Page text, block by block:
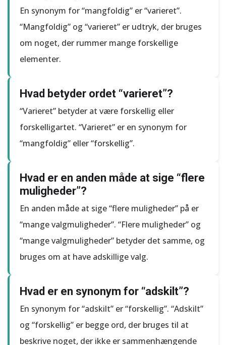
En synonym for “mangfoldig” er “varieret”.
“Mangfoldig” og “varieret” er udtryk, der bruges
om noget, der rummer mange forskellige
elementer.
Hvad betyder ordet “varieret”?
“Varieret” betyder at være forskellig eller
forskelligartet. “Varieret” er en synonym for
“mangfoldig” eller “forskellig”.
Hvad er en anden måde at sige “flere
muligheder”?
En anden måde at sige “flere muligheder” på er
“mange valgmuligheder”. “Flere muligheder” og
“mange valgmuligheder” betyder det samme, og
bruges om at have adskillige valg.
Hvad er en synonym for “adskilt”?
En synonym for “adskilt” er “forskellig”. “Adskilt”
og “forskellig” er begge ord, der bruges til at
beskrive noget, der ikke er sammenhængende